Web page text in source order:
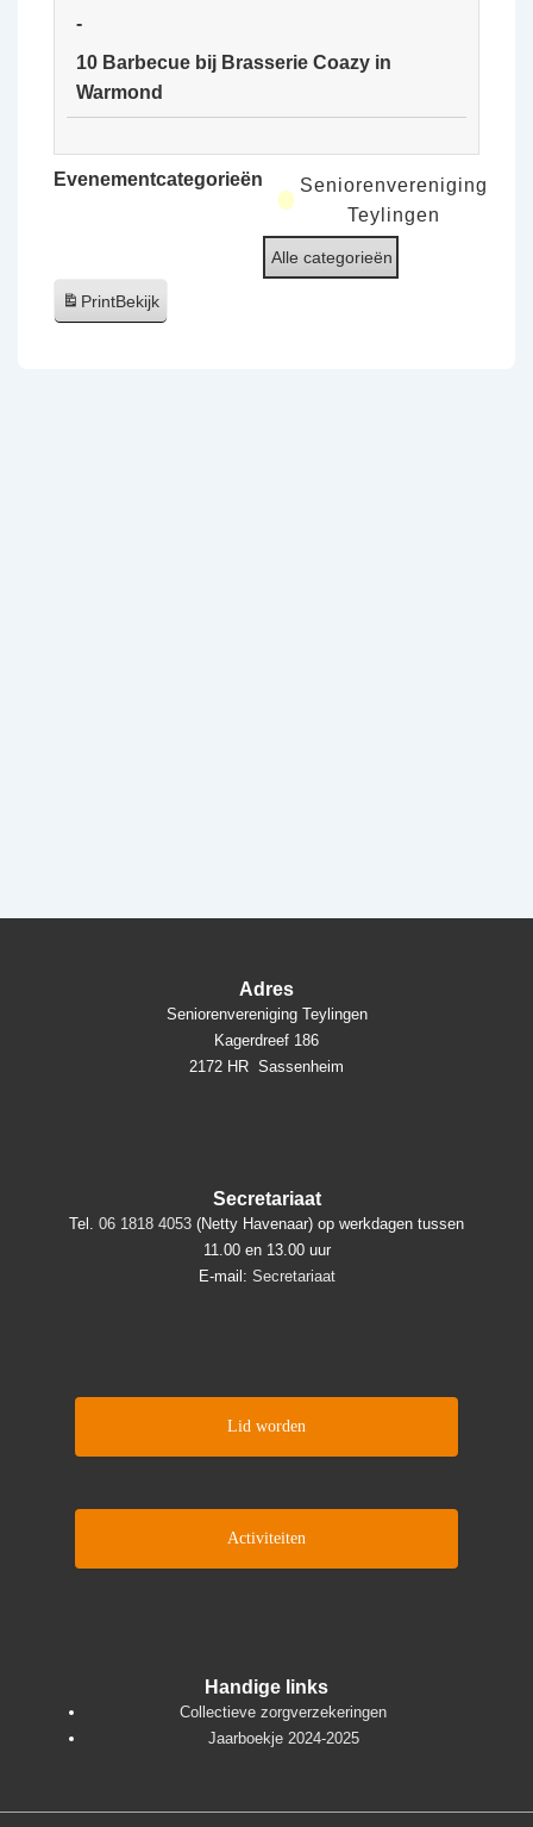
de
Ooijpolder
-
10 Barbecue bij Brasserie Coazy in
Warmond
Barbecue
in
Warmond
Evenementcategorieën
Seniorenvereniging
Teylingen
Alle categorieën
PrintBekijk
Adres
Seniorenvereniging Teylingen
Kagerdreef 186
2172 HR Sassenheim
Secretariaat
Tel. 06 1818 4053 (Netty Havenaar) op werkdagen tussen
11.00 en 13.00 uur
E-mail: Secretariaat
Lid worden
Activiteiten
Handige links
Collectieve zorgverzekeringen
Jaarboekje 2024-2025